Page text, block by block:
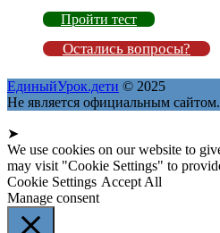
Пройти тест
Остались вопросы?
ЕдиныйУрок.дети © 2025
Не является официальным
➤
We use cookies on our website to
may visit "Cookie Settings" to
Cookie Settings Accept All
Manage consent